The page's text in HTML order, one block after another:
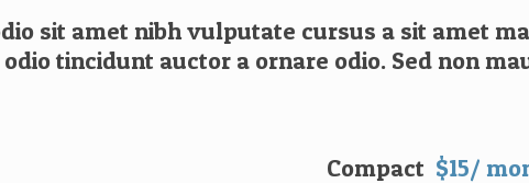
sit amet nibh vulputate cursus a sit amet
tincidunt auctor a ornare odio. Sed non
Compact $15/